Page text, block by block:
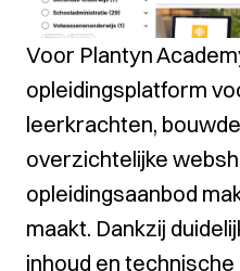
Voor Plantyn
opleidingsplatform
leerkrachten,
overzichtelijke
opleidingsaanbod
maakt. Dankzij
inhoud en